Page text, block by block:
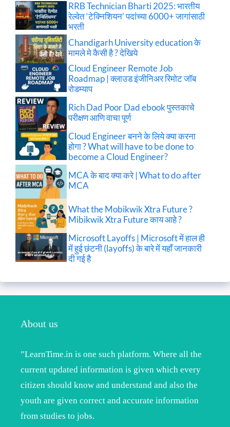
RRB Technician Bharti 2025: भारतीय
रेल्वेत ‘टेक्निशियन’ पदांच्या 6000+ जागांसाठी
भरती
Chandigarh University education के
मामले मे कैसी है ? देखिये
Cloud Engineer Remote Job
Roadmap | क्लाउड इंजीनिअर रिमोट जॉब
रोडम्याप
Rich Dad Poor Dad ebook पुस्तकाचे
परीक्षण आणि वाचा पूर्ण
Cloud Engineer बनने के लिये क्या करना
होगा ? What will have to be done to
become a Cloud Engineer?
MCA के बाद क्या करे | What to do after
MCA
What the Mobikwik Xtra Future ?
Mibikwik Xtra Future काय आहे ?
Microsoft Layoffs | Microsoft में हाल ही
में हुई छंटनी (layoffs) के बारे में यहाँ जानकारी
दी गई है
About us
”LearnTime.in is one such platform. Where all the
current updated information is given which every
citizen should know and understand and also the
youth are given correct and accurate information
from studies to jobs.